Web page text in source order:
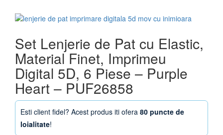
Set Lenjerie de Pat cu Elastic,
Material Finet, Imprimeu
Digital 5D, 6 Piese – Purple
Heart – PUF26858
Esti client fidel? Acest produs iti ofera 80 puncte de
loialitate!